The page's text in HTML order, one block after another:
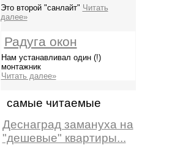
Это второй "санлайт" Читать
далее»
Радуга окон
Нам устанавливал один (!)
монтажник
Читать далее»
самые читаемые
Деснаград замануха на
"дешевые" квартиры...